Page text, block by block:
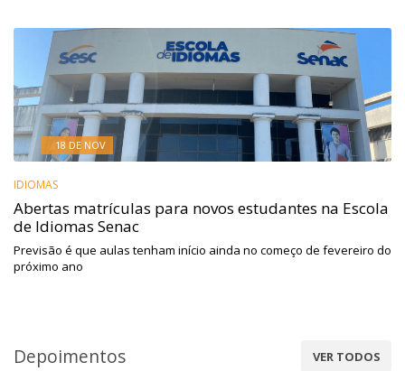
18 DE NOV
IDIOMAS
Abertas matrículas para novos estudantes na Escola
de Idiomas Senac
Previsão é que aulas tenham início ainda no começo de fevereiro do
próximo ano
Depoimentos VER TODOS